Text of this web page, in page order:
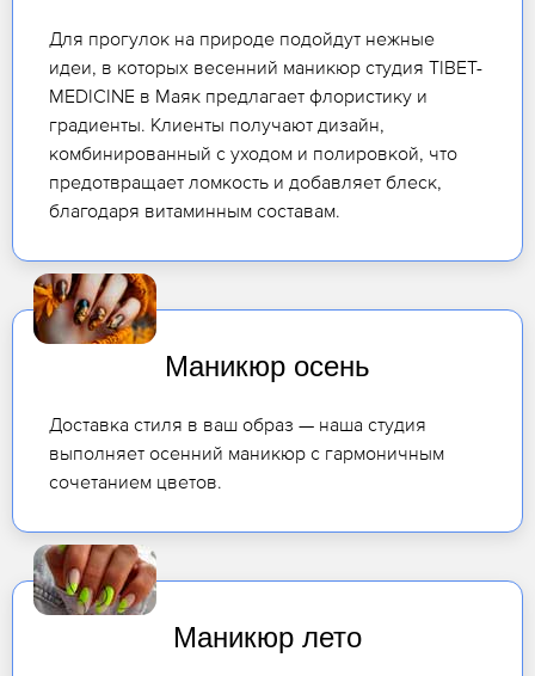
Для прогулок на природе подойдут нежные
идеи, в которых весенний маникюр студия TIBET-
MEDICINE в Маяк предлагает флористику и
градиенты. Клиенты получают дизайн,
комбинированный с уходом и полировкой, что
предотвращает ломкость и добавляет блеск,
благодаря витаминным составам.
Маникюр осень
Доставка стиля в ваш образ — наша студия
выполняет осенний маникюр с гармоничным
сочетанием цветов.
Маникюр лето